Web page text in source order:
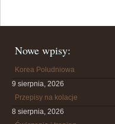
Nowe wpisy:
Korea Południowa
9 sierpnia, 2026
Przepisy na kolacje
8 sierpnia, 2026